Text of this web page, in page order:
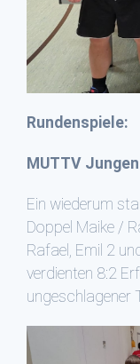
Rundenspiele:
MUTTV
Ein wiederum
Doppel Maike /
Rafael, Emil 2
verdienten 8:2
ungeschlagener